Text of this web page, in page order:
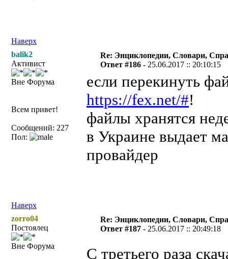
Наверх
balik2
Активист
Вне Форума
Всем привет!
Сообщений: 227
Пол:
Re: Энциклопедии, Словари,
Ответ #186 - 25.06.2017 :: 20:10:15
если перекинуть
https://fex.net/#!
файлы хранятся
в Украине выдает
провайдер
Наверх
zorro04
Постоялец
Вне Форума
Re: Энциклопедии, Словари,
Ответ #187 - 25.06.2017 :: 20:49:18
С третьего раза